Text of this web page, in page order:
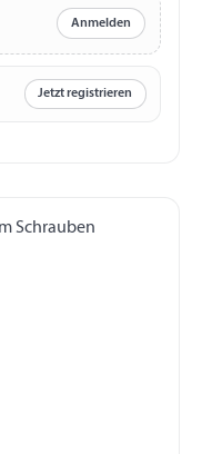
Anmelden
Jetzt registrieren